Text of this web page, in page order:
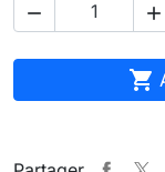
 
